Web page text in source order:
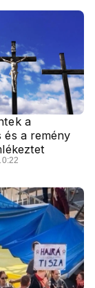
a
és a remény